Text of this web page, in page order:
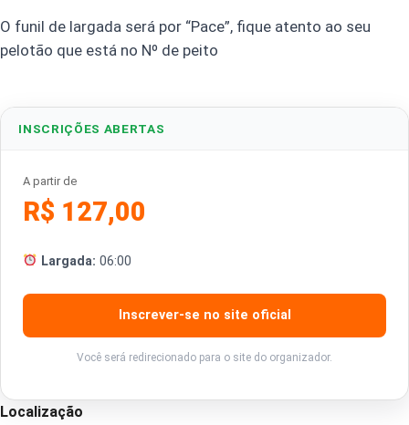
O funil de largada será por “Pace”, fique atento ao seu
pelotão que está no Nº de peito
INSCRIÇÕES ABERTAS
A partir de
R$ 127,00
Largada: 06:00
Inscrever-se no site oficial
Você será redirecionado para o site do organizador.
Localização